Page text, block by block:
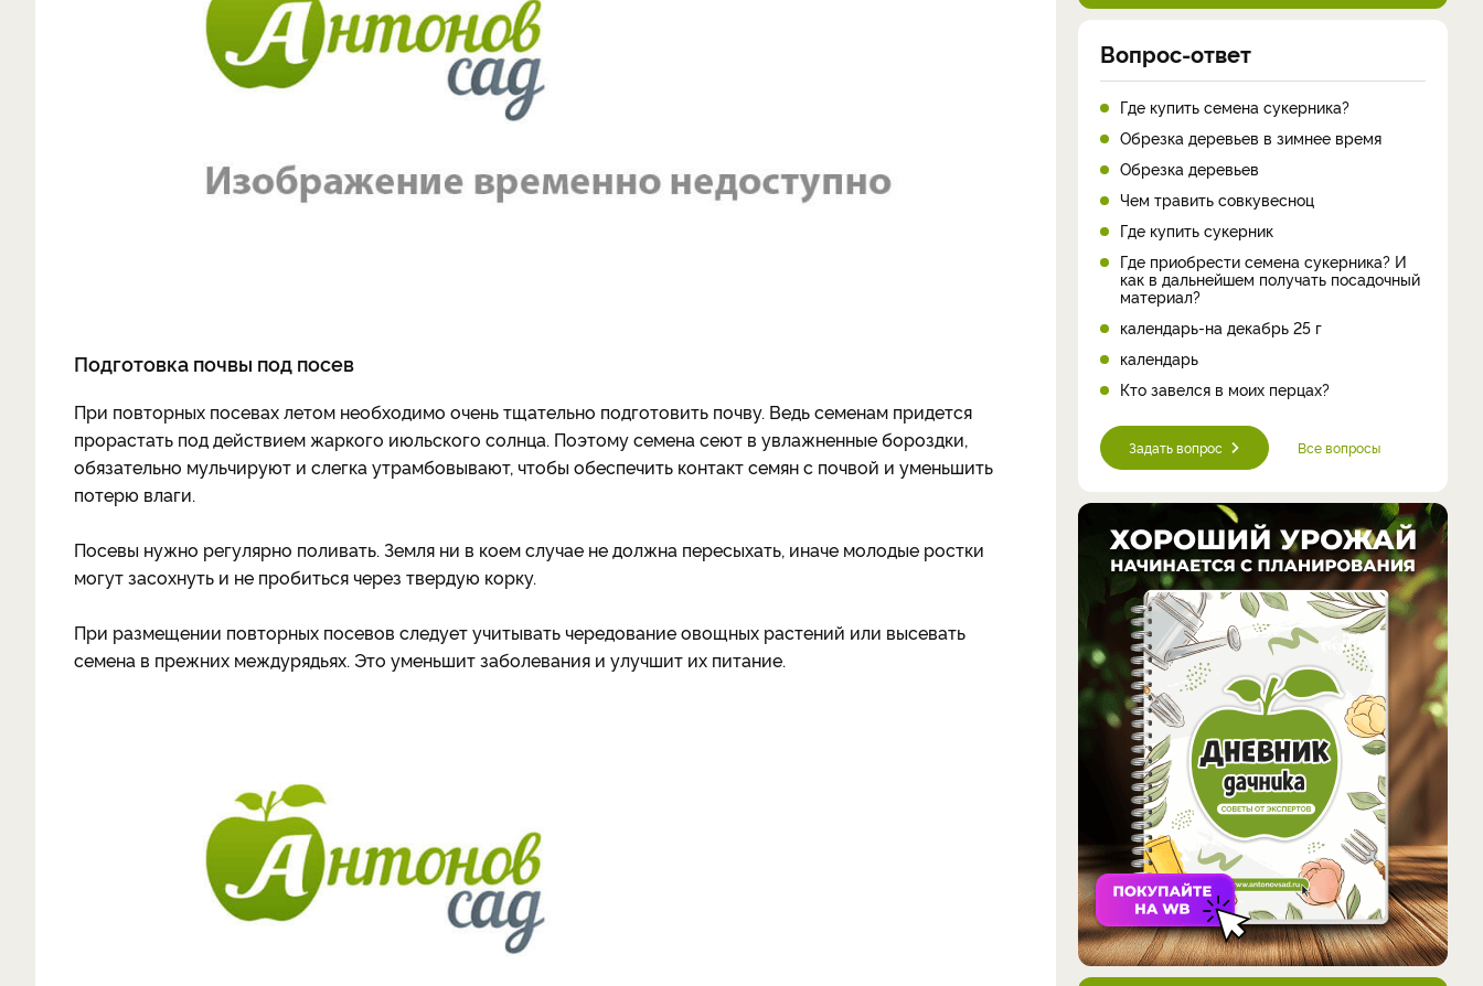
Подготовка почвы под посев
При повторных посевах летом необходимо очень тщательно подготовить почву. Ведь семенам придется
прорастать под действием жаркого июльского солнца. Поэтому семена сеют в увлажненные бороздки,
обязательно мульчируют и слегка утрамбовывают, чтобы обеспечить контакт семян с почвой и уменьшить
потерю влаги.
Посевы нужно регулярно поливать. Земля ни в коем случае не должна пересыхать, иначе молодые ростки
могут засохнуть и не пробиться через твердую корку.
При размещении повторных посевов следует учитывать чередование овощных растений или высевать
семена в прежних междурядьях. Это уменьшит заболевания и улучшит их питание.
Вопрос-ответ
Где купить семена сукерника?
Обрезка деревьев в зимнее время
Обрезка деревьев
Чем травить совкувесноц
Где купить сукерник
Где приобрести семена сукерника? И
как в дальнейшем получать посадочный
материал?
календарь-на декабрь 25 г
календарь
Кто завелся в моих перцах?
Задать вопрос Все вопросы